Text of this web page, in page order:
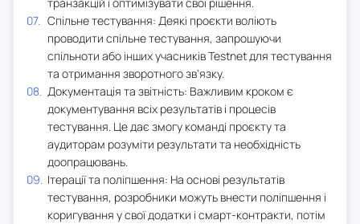
транзакцій і оптимізувати свої рішення.
Спільне тестування: Деякі проєкти воліють
проводити спільне тестування, запрошуючи
спільноти або інших учасників Testnet для тестування
та отримання зворотного зв'язку.
Документація та звітність: Важливим кроком є
документування всіх результатів і процесів
тестування. Це дає змогу команді проєкту та
аудиторам розуміти результати та необхідність
доопрацювань.
Ітерації та поліпшення: На основі результатів
тестування, розробники можуть внести поліпшення і
коригування у свої додатки і смарт-контракти, потім